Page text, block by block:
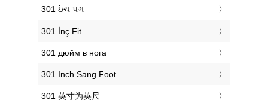
‎301 ઇંચ પગ
‎301 İnç Fit
‎301 дюйм в нога
‎301 Inch Sang Foot
‎301 英寸为英尺